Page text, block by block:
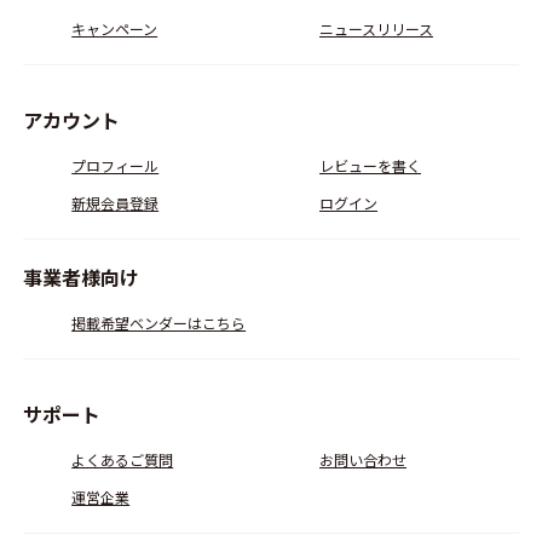
キャンペーン ニュースリリース
アカウント
プロフィール
レビューを書く
新規会員登録
ログイン
事業者様向け
掲載希望ベンダーはこちら
サポート
よくあるご質問
お問い合わせ
運営企業